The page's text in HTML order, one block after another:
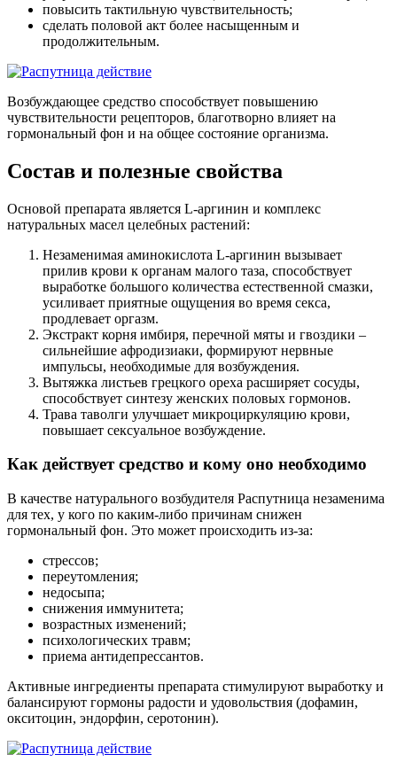
повысить тактильную чувствительность;
сделать половой акт более насыщенным и
продолжительным.
Возбуждающее средство способствует повышению
чувствительности рецепторов, благотворно влияет на
гормональный фон и на общее состояние организма.
Состав и полезные свойства
Основой препарата является L-аргинин и комплекс
натуральных масел целебных растений:
Незаменимая аминокислота L-аргинин вызывает
прилив крови к органам малого таза, способствует
выработке большого количества естественной смазки,
усиливает приятные ощущения во время секса,
продлевает оргазм.
Экстракт корня имбиря, перечной мяты и гвоздики –
сильнейшие афродизиаки, формируют нервные
импульсы, необходимые для возбуждения.
Вытяжка листьев грецкого ореха расширяет сосуды,
способствует синтезу женских половых гормонов.
Трава таволги улучшает микроциркуляцию крови,
повышает сексуальное возбуждение.
Как действует средство и кому оно необходимо
В качестве натурального возбудителя Распутница незаменима
для тех, у кого по каким-либо причинам снижен
гормональный фон. Это может происходить из-за:
стрессов;
переутомления;
недосыпа;
снижения иммунитета;
возрастных изменений;
психологических травм;
приема антидепрессантов.
Активные ингредиенты препарата стимулируют выработку и
балансируют гормоны радости и удовольствия (дофамин,
окситоцин, эндорфин, серотонин).